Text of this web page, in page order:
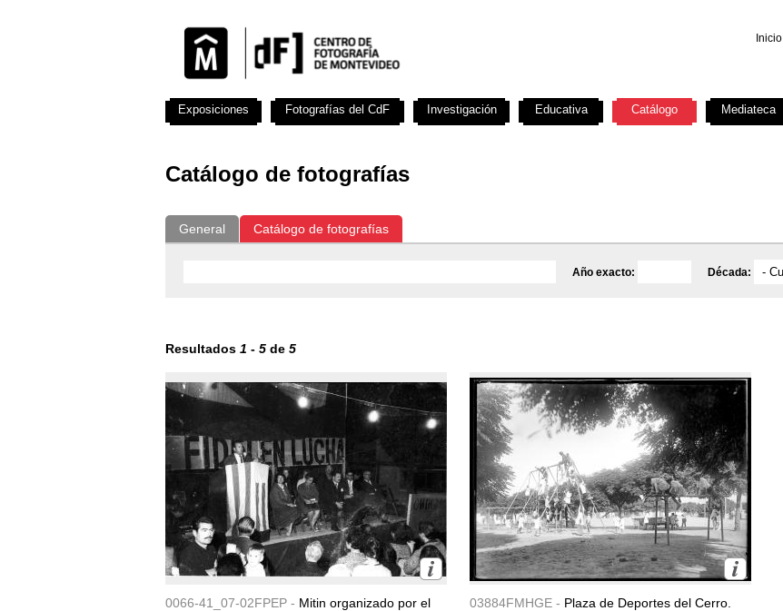
Inicio
Catálogo de fotografías
General Catálogo de fotografías
Año exacto: Década:
Resultados 1 - 5 de 5
0066-41_07-02FPEP - Mitin organizado por el
03884FMHGE - Plaza de Deportes del Cerro.
Exposiciones Fotografías del CdF Investigación Educativa Catálogo Mediateca